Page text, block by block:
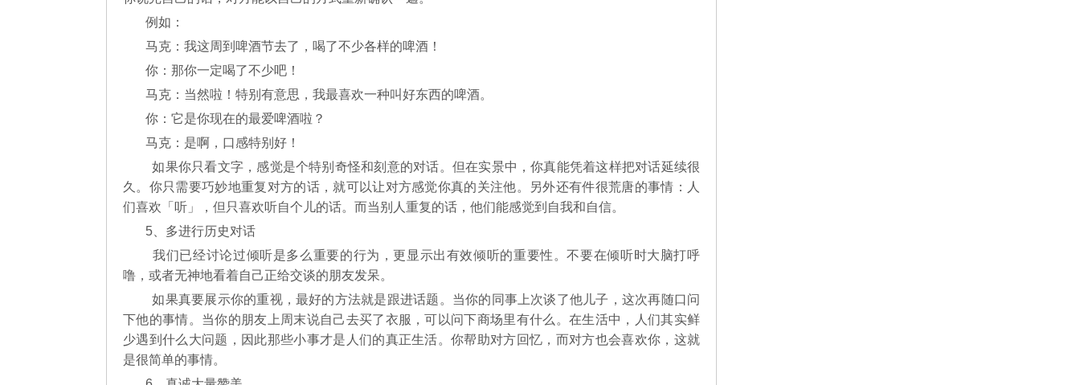
例如：
马克：我这周到啤酒节去了，喝了不少各样的啤酒！
你：那你一定喝了不少吧！
马克：当然啦！特别有意思，我最喜欢一种叫好东西的啤酒。
你：它是你现在的最爱啤酒啦？
马克：是啊，口感特别好！
如果你只看文字，感觉是个特别奇怪和刻意的对话。但在实景中，你真能凭着这样把对话延续很
久。你只需要巧妙地重复对方的话，就可以让对方感觉你真的关注他。另外还有件很荒唐的事情：人
们喜欢「听」，但只喜欢听自个儿的话。而当别人重复的话，他们能感觉到自我和自信。
5、多进行历史对话
我们已经讨论过倾听是多么重要的行为，更显示出有效倾听的重要性。不要在倾听时大脑打呼
噜，或者无神地看着自己正给交谈的朋友发呆。
如果真要展示你的重视，最好的方法就是跟进话题。当你的同事上次谈了他儿子，这次再随口问
下他的事情。当你的朋友上周末说自己去买了衣服，可以问下商场里有什么。在生活中，人们其实鲜
少遇到什么大问题，因此那些小事才是人们的真正生活。你帮助对方回忆，而对方也会喜欢你，这就
是很简单的事情。